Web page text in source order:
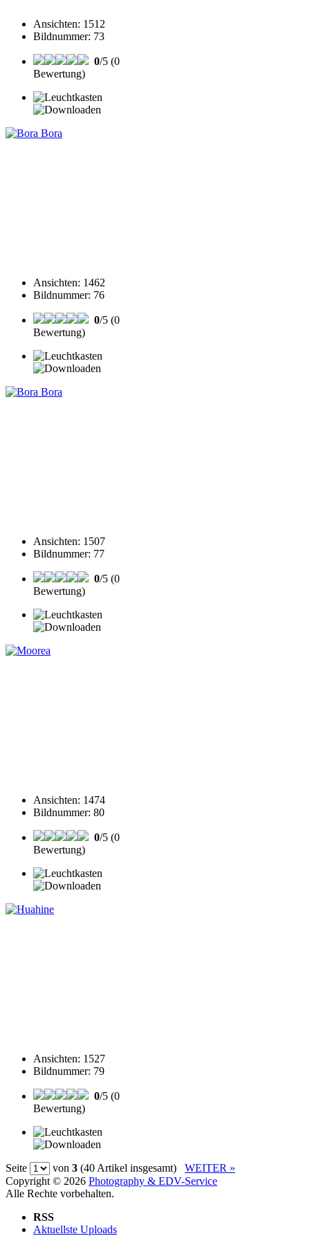
Ansichten: 1512
Bildnummer: 73
0/5 (0
Bewertung)
Ansichten: 1462
Bildnummer: 76
0/5 (0
Bewertung)
Ansichten: 1507
Bildnummer: 77
0/5 (0
Bewertung)
Ansichten: 1474
Bildnummer: 80
0/5 (0
Bewertung)
Ansichten: 1527
Bildnummer: 79
0/5 (0
Bewertung)
Seite von 3 (40 Artikel insgesamt)
WEITER »
Copyright © 2026 Photography & EDV-Service
Alle Rechte vorbehalten.
RSS
Aktuellste Uploads